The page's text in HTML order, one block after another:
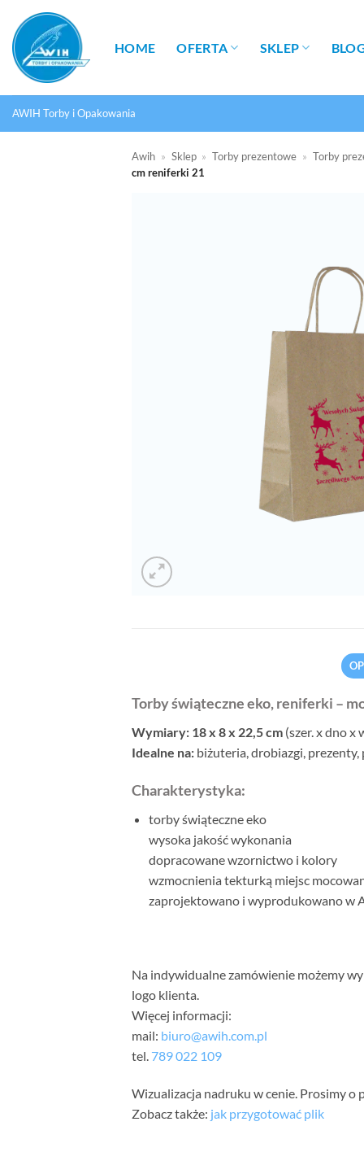
Przewiń
zawartości
HOME OFERTA SKLEP
AWIH Torby i Opakowania
Awih » Sklep » Torby prezentowe » Torby
cm reniferki 21
Torby świąteczne eko, reniferki –
Wymiary: 18 x 8 x 22,5 cm (szer. x dno x
Idealne na: biżuteria, drobiazgi, prezenty,
Charakterystyka:
torby świąteczne eko
wysoka jakość wykonania
dopracowane wzornictwo i kolory
wzmocnienia tekturką miejsc
zaprojektowano i wyprodukowano w
Na indywidualne zamówienie możemy
logo klienta.
Więcej informacji:
mail: biuro@awih.com.pl
tel. 789 022 109
Wizualizacja nadruku w cenie. Prosimy o
Zobacz także: jak przygotować plik